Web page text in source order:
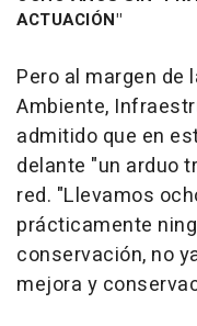
ACTUACIÓN"
Pero al margen de
Ambiente,
admitido que en
delante "un arduo
red. "Llevamos
prácticamente
conservación, no
mejora y